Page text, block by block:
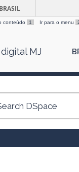
BRASIL
conteúdo 1 Ir para o menu
MJ